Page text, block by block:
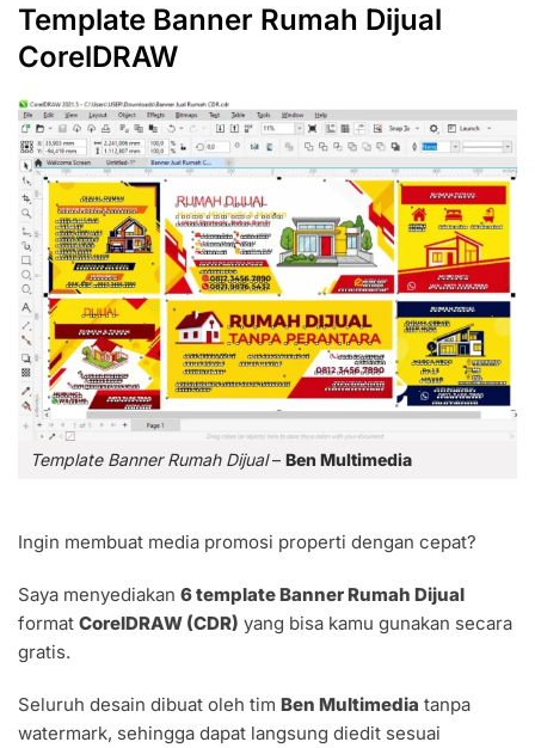
Template Banner Rumah Dijual
CorelDRAW
Template Banner Rumah Dijual– Ben Multimedia
Ingin membuat media promosi properti dengan cepat?
Saya menyediakan 6 template Banner Rumah Dijual
format CorelDRAW (CDR) yang bisa kamu gunakan secara
gratis.
Seluruh desain dibuat oleh tim Ben Multimedia tanpa
watermark, sehingga dapat langsung diedit sesuai